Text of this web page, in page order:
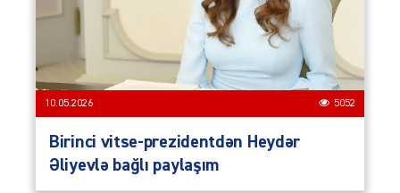
10.05.2026 5052
Birinci vitse-prezidentdən Heydər
Əliyevlə bağlı paylaşım